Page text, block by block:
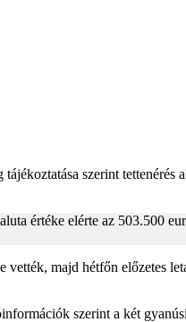
szerint tettenérés
értéke elérte az 503.500
majd hétfőn előzetes
szerint a két